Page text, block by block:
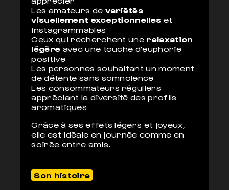
Les amateurs de variétés
visuellement exceptionnelles et
instagrammables
Ceux qui recherchent une relaxation
légère avec une touche d’euphorie
positive
Les personnes souhaitant un moment
de détente sans somnolence
Les consommateurs réguliers
appréciant la diversité des profils
aromatiques
Grâce à ses effets légers et joyeux,
elle est idéale en journée comme en
soirée entre amis.
Son histoire